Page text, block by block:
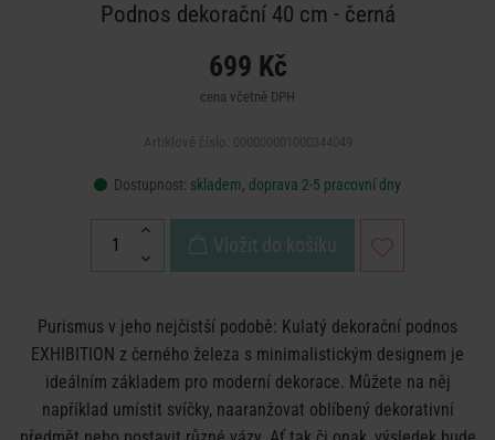
Podnos dekorační 40 cm - černá
699 Kč
cena včetně DPH
Dostupnost: skladem, doprava 2-5 pracovní dny
Vložit do košíku
Purismus v jeho nejčistší podobě: Kulatý dekorační podnos
EXHIBITION z černého železa s minimalistickým designem je
ideálním základem pro moderní dekorace. Můžete na něj
například umístit svíčky, naaranžovat oblíbený dekorativní